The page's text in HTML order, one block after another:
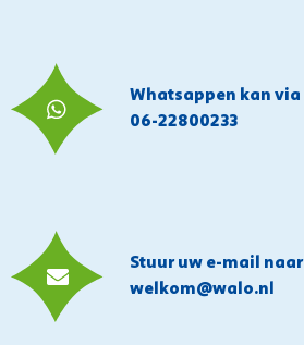
Whatsappen kan via
06-22800233
Stuur uw e-mail naar
welkom@walo.nl